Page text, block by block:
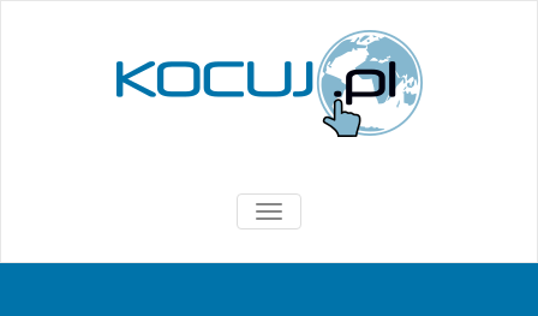
PRZEŁĄCZ
NAWIGACJĘ